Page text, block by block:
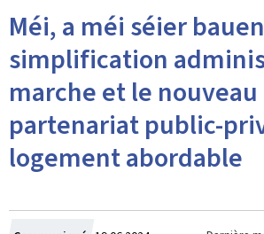
Méi, a méi séier
simplification
marche et le nouveau
partenariat public-
logement abordable